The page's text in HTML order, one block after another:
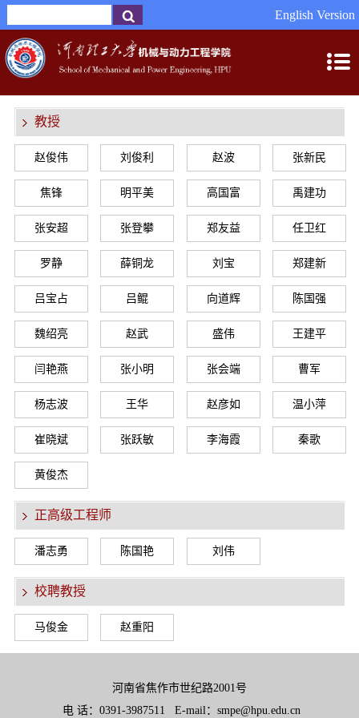
English Version
教授
赵俊伟 刘俊利 赵波 张新民
焦锋 明平美 高国富 禹建功
张安超 张登攀 郑友益 任卫红
罗静 薛铜龙 刘宝 郑建新
吕宝占 吕鲲 向道辉 陈国强
魏绍亮 赵武 盛伟 王建平
闫艳燕 张小明 张会端 曹军
杨志波 王华 赵彦如 温小萍
崔晓斌 张跃敏 李海霞 秦歌
黄俊杰
正高级工程师
潘志勇 陈国艳 刘伟
校聘教授
马俊金 赵重阳
河南省焦作市世纪路2001号
电 话：0391-3987511 E-mail：smpe@hpu.edu.cn